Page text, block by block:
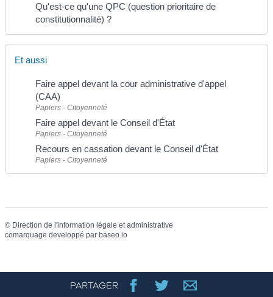
Qu'est-ce qu'une QPC (question prioritaire de
constitutionnalité) ?
Et aussi
Faire appel devant la cour administrative d'appel
(CAA)
Papiers - Citoyenneté
Faire appel devant le Conseil d'État
Papiers - Citoyenneté
Recours en cassation devant le Conseil d'État
Papiers - Citoyenneté
© Direction de l'information légale et administrative
comarquage developpé par baseo.io
PARTAGER